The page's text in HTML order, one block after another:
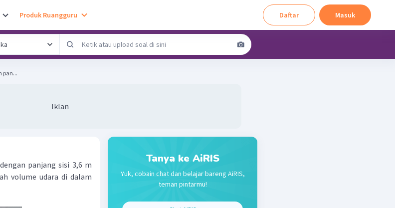
Produk Ruangguru Daftar Masuk
pan...
Iklan
panjang sisi 3,6 m
volume udara di dalam
Tanya ke AiRIS
Yuk, cobain chat dan belajar bareng AiRIS,
teman pintarmu!